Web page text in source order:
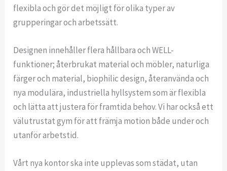
flexibla och gör det möjligt för olika typer av
grupperingar och arbetssätt.
Designen innehåller flera hållbara och WELL-
funktioner; återbrukat material och möbler, naturliga
färger och material, biophilic design, återanvända och
nya modulära, industriella hyllsystem som är flexibla
och lätta att justera för framtida behov. Vi har också ett
välutrustat gym för att främja motion både under och
utanför arbetstid.
Vårt nya kontor ska inte upplevas som städat, utan